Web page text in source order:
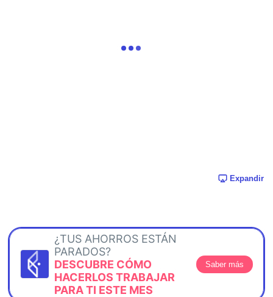
Expandir
¿TUS AHORROS ESTÁN
PARADOS?
DESCUBRE CÓMO
HACERLOS TRABAJAR
PARA TI ESTE MES
Saber más